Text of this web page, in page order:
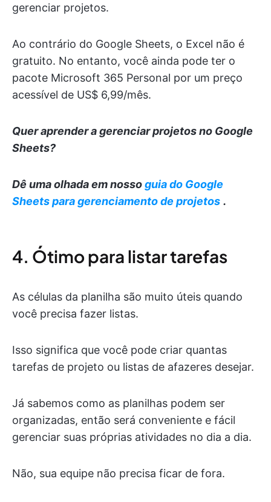
gerenciar projetos.
Ao contrário do Google Sheets, o Excel não é
gratuito. No entanto, você ainda pode ter o
pacote Microsoft 365 Personal por um preço
acessível de US$ 6,99/mês.
Quer aprender a gerenciar projetos no Google
Sheets?
Dê uma olhada em nossoguia do Google
Sheets para gerenciamento de projetos .
4. Ótimo para listar tarefas
As células da planilha são muito úteis quando
você precisa fazer listas.
Isso significa que você pode criar quantas
tarefas de projeto ou listas de afazeres desejar.
Já sabemos como as planilhas podem ser
organizadas, então será conveniente e fácil
gerenciar suas próprias atividades no dia a dia.
Não, sua equipe não precisa ficar de fora.